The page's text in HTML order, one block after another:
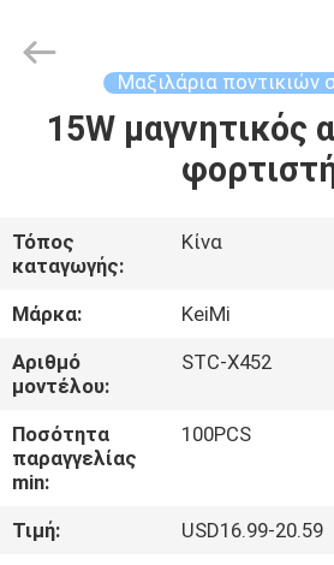
ΣΠΊΤΙ
ΠΕΡΊΠΟΥ
ΕΜΕΊΣ
ΓΎΡΟΣ
ΕΡΓΟΣΤΑΣΊΩΝ
ΠΟΙΟΤΙΚΌΣ
Μαξιλάρια ποντικιών
15W μαγνητικός
Τόπος
καταγωγής:
Κίνα
Μάρκα:
KeiMi
Αριθμό
μοντέλου:
STC-X452
Ποσότητα
παραγγελίας
min:
100PCS
Τιμή:
USD16.99-20.59